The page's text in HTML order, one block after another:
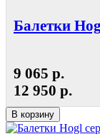
Балетки
9 065 р.
12 950 р.
В корзину